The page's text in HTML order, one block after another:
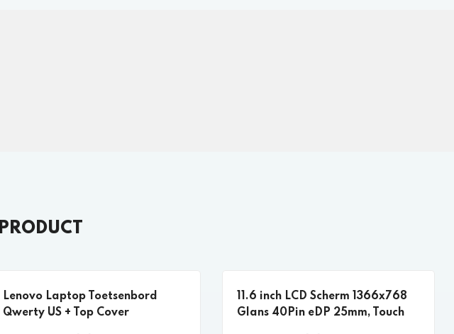
Lenovo Laptop Toetsenbord
Qwerty US + Top Cover
11.6 inch LCD Scherm 1366x768
Glans 40Pin eDP 25mm, Touch